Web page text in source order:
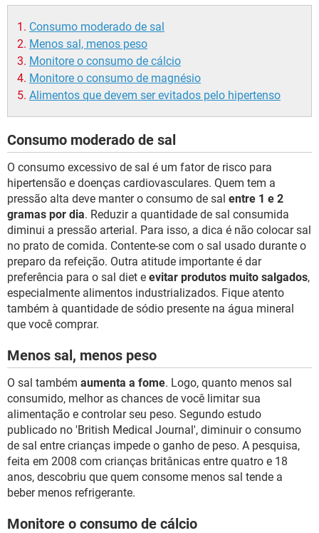
Consumo moderado de sal
Menos sal, menos peso
Monitore o consumo de cálcio
Monitore o consumo de magnésio
Alimentos que devem ser evitados pelo hipertenso
Consumo moderado de sal
O consumo excessivo de sal é um fator de risco para
hipertensão e doenças cardiovasculares. Quem tem a
pressão alta deve manter o consumo de sal entre 1 e 2
gramas por dia. Reduzir a quantidade de sal consumida
diminui a pressão arterial. Para isso, a dica é não colocar sal
no prato de comida. Contente-se com o sal usado durante o
preparo da refeição. Outra atitude importante é dar
preferência para o sal diet e evitar produtos muito salgados,
especialmente alimentos industrializados. Fique atento
também à quantidade de sódio presente na água mineral
que você comprar.
Menos sal, menos peso
O sal também aumenta a fome. Logo, quanto menos sal
consumido, melhor as chances de você limitar sua
alimentação e controlar seu peso. Segundo estudo
publicado no 'British Medical Journal', diminuir o consumo
de sal entre crianças impede o ganho de peso. A pesquisa,
feita em 2008 com crianças britânicas entre quatro e 18
anos, descobriu que quem consome menos sal tende a
beber menos refrigerante.
Monitore o consumo de cálcio